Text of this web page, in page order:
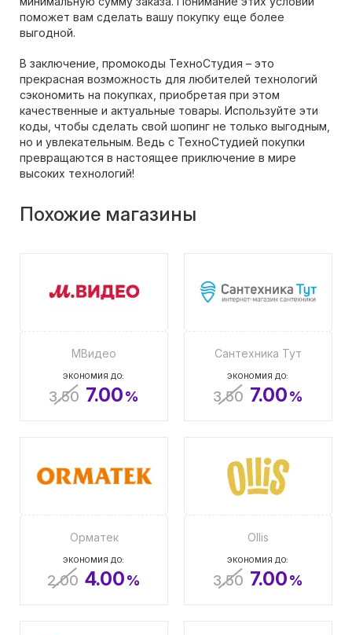
поможет вам сделать вашу покупку еще более
выгодной.
В заключение, промокоды ТехноСтудия – это
прекрасная возможность для любителей технологий
сэкономить на покупках, приобретая при этом
качественные и актуальные товары. Используйте эти
коды, чтобы сделать свой шопинг не только выгодным,
но и увлекательным. Ведь с ТехноСтудией покупки
превращаются в настоящее приключение в мире
высоких технологий!
Похожие магазины
МВидео
ЭКОНОМИЯ ДО:
3.50 7.00%
Сантехника Тут
ЭКОНОМИЯ ДО:
3.50 7.00%
Орматек
ЭКОНОМИЯ ДО:
2.00 4.00%
Ollis
ЭКОНОМИЯ ДО:
3.50 7.00%